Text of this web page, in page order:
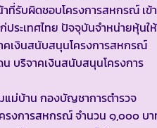
ที่รับผิดชอบโครงการสหกรณ์ เข้า
ระเทศไทย ปัจจุบันจำหน่ายหุ้นให้
คเงินสนับสนุนโครงการสหกรณ์
บริจาคเงินสนับสนุนโครงการ
ม่บ้าน กองบัญชาการตำรวจ
รงการสหกรณ์ จำนวน ๑,๐๐๐ บ